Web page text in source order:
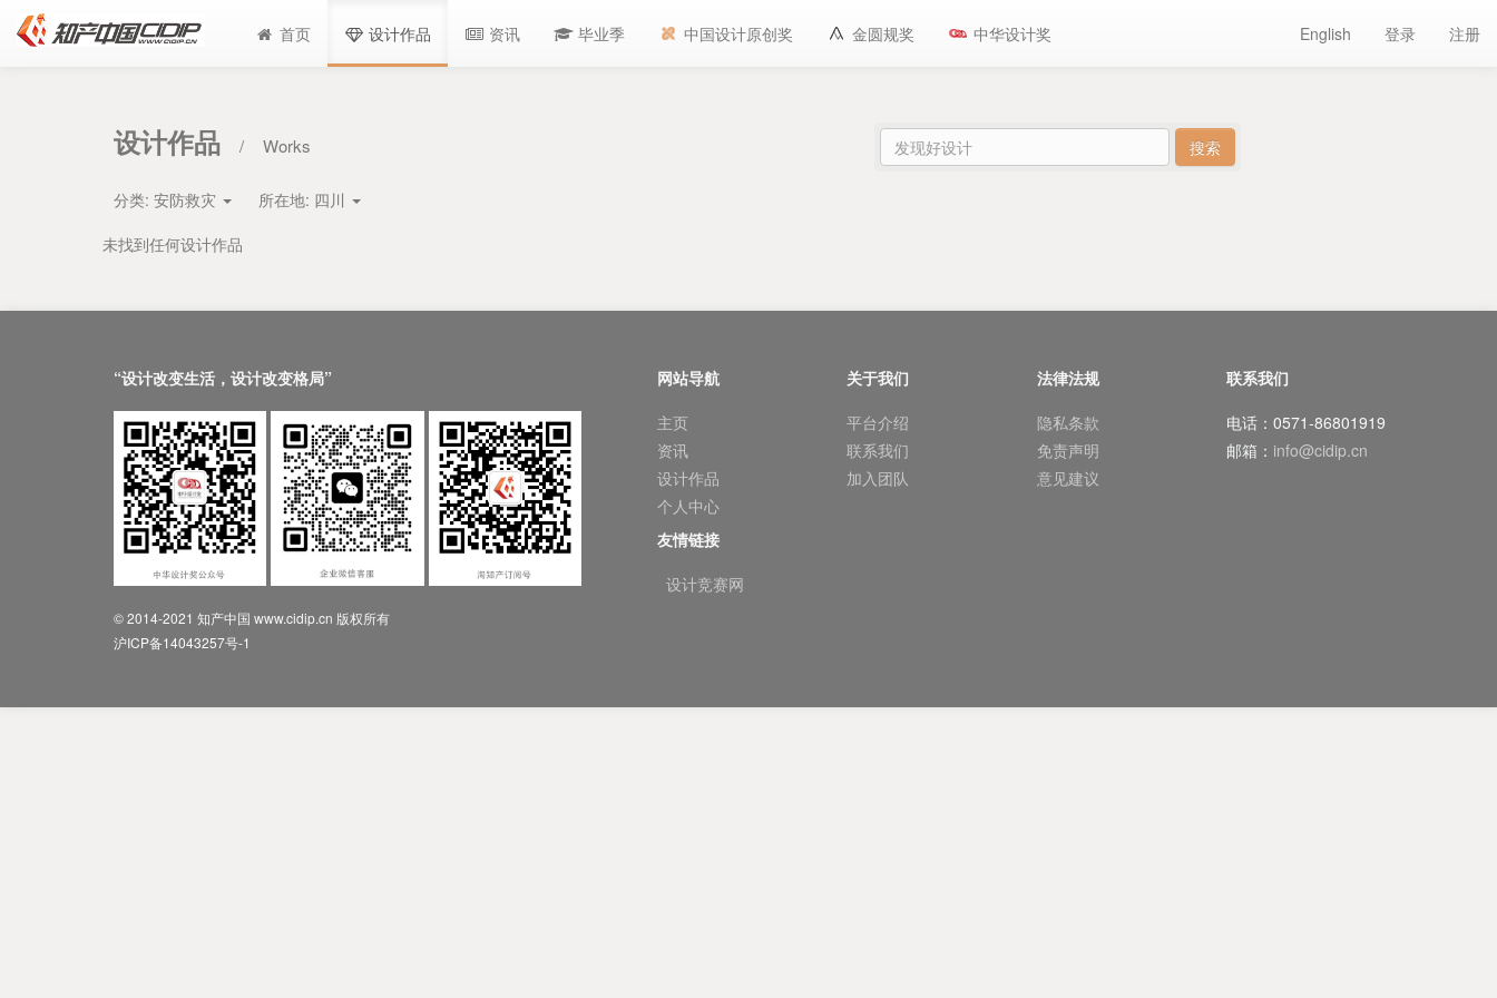
首页 设计作品 资讯 毕业季 中国设计原创奖 金圆规奖 中华设计奖 English 登录 注册
设计作品 / Works
分类: 安防救灾 所在地: 四川
未找到任何设计作品
“设计改变生活，设计改变格局”
© 2014-2021 知产中国 www.cidip.cn 版权所有
沪ICP备14043257号-1
网站导航
主页
资讯
设计作品
个人中心
关于我们
平台介绍
联系我们
加入团队
法律法规
隐私条款
免责声明
意见建议
联系我们
电话：0571-86801919
邮箱： info@cidip.cn
友情链接
设计竞赛网